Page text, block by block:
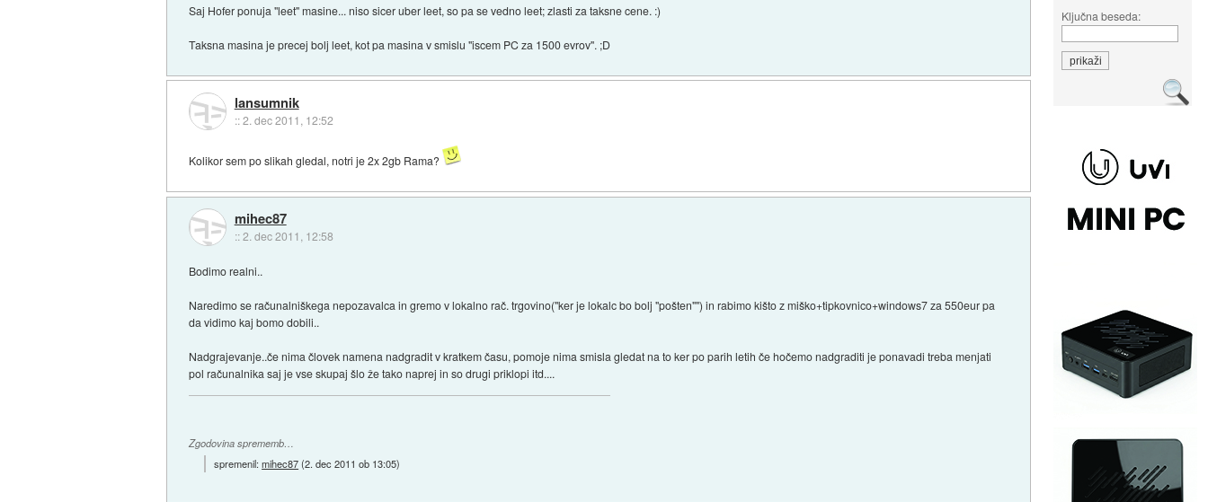
Ključna beseda:
Saj Hofer ponuja "leet" masine... niso sicer uber leet, so pa se vedno leet; zlasti za taksne cene. :)
Taksna masina je precej bolj leet, kot pa masina v smislu "iscem PC za 1500 evrov". ;D
lansumnik
::2. dec 2011, 12:52
Kolikor sem po slikah gledal, notri je 2x 2gb Rama?
mihec87
::2. dec 2011, 12:58
Bodimo realni..
Naredimo se računalniškega nepozavalca in gremo v lokalno rač. trgovino("ker je lokalc bo bolj "pošten"") in rabimo kišto z miško+tipkovnico+windows7 za 550eur pa
da vidimo kaj bomo dobili..
Nadgrajevanje..če nima človek namena nadgradit v kratkem času, pomoje nima smisla gledat na to ker po parih letih če hočemo nadgraditi je ponavadi treba menjati
pol računalnika saj je vse skupaj šlo že tako naprej in so drugi priklopi itd....
Zgodovina sprememb…
spremenil:mihec87(2. dec 2011 ob 13:05)